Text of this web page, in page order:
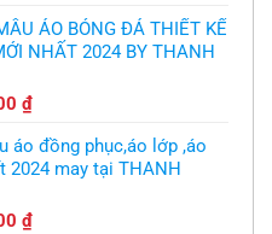
₫.
tại
là:
ÁO BÓNG ĐÁ THIẾT KẾ
NHẤT 2024 BY THANH
₫.
₫Giá
tại
là:
áo đồng phục,áo lớp ,áo
2024 may tại THANH
₫Giá